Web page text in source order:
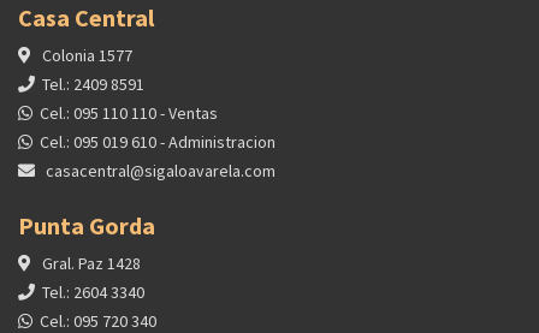
Casa Central
Colonia 1577
Tel.: 2409 8591
Cel.: 095 110 110 - Ventas
Cel.: 095 019 610 - Administracion
casacentral@sigaloavarela.com
Punta Gorda
Gral. Paz 1428
Tel.: 2604 3340
Cel.: 095 720 340